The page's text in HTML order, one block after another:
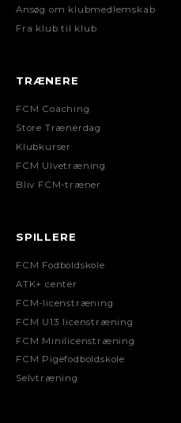
Ansøg om klubmedlemskab
Fra klub til klub
TRÆNERE
FCM Coaching
Store Trænerdag
Klubkurser
FCM Ulvetræning
Bliv FCM-træner
SPILLERE
FCM Fodboldskole
ATK+ center
FCM-licenstræning
FCM U13 licenstræning
FCM Minilicenstræning
FCM Pigefodboldskole
Selvtræning